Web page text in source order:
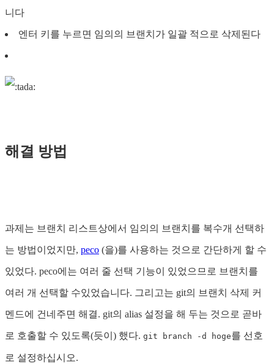
니다
엔터 키를 누르면 임의의 브랜치가 일괄 적으로 삭제된다
해결 방법
과제는 브랜치 리스트상에서 임의의 브랜치를 복수개 선택하
는 방법이었지만, peco (을)를 사용하는 것으로 간단하게 할 수
있었다. peco에는 여러 줄 선택 기능이 있었으므로 브랜치를
여러 개 선택할 수있었습니다. 그리고는 git의 브랜치 삭제 커
멘드에 건네주면 해결. git의 alias 설정을 해 두는 것으로 곧바
로 호출할 수 있도록(듯이) 했다. git branch -d hoge를 선호
로 설정하십시오.